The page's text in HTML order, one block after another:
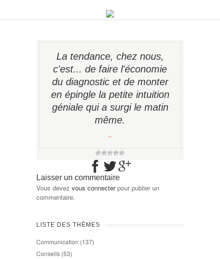
La tendance, chez nous,
c'est... de faire l'économie
du diagnostic et de monter
en épingle la petite intuition
géniale qui a surgi le matin
même.
−
Laisser un commentaire
Vous devez vous connecterpour publier un
commentaire.
LISTE DES THÈMES
Communication (137)
Conseils (53)